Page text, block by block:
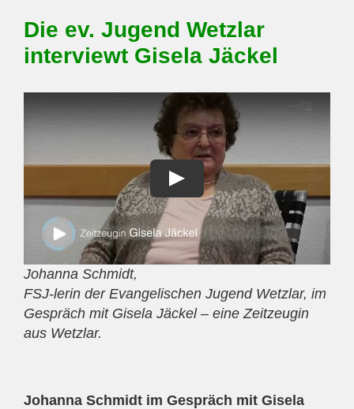
Die ev. Jugend Wetzlar
interviewt Gisela Jäckel
Johanna Schmidt,
FSJ-lerin der Evangelischen Jugend Wetzlar, im
Gespräch mit Gisela Jäckel – eine Zeitzeugin
aus Wetzlar.
Johanna Schmidt im Gespräch mit Gisela